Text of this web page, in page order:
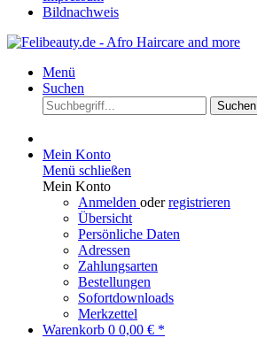
Bildnachweis
Menü
Suchen
Suchen
Mein Konto
Menü schließen
Mein Konto
Anmelden oderregistrieren
Übersicht
Persönliche Daten
Adressen
Zahlungsarten
Bestellungen
Sofortdownloads
Merkzettel
Warenkorb 0 0,00 € *